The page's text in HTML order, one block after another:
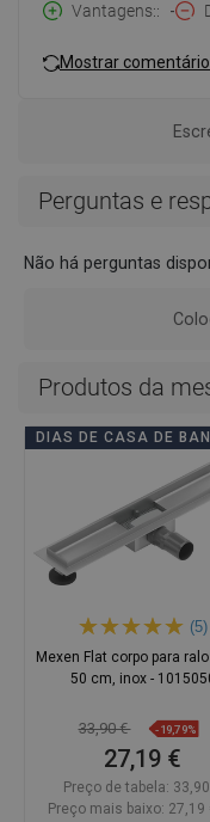
Vantagens:
-
Mostrar comentário
Perguntas e
Não há perguntas
Produtos da
DIAS DE CASA DE
(5)
Mexen Flat corpo para
50 cm, inox -
33,90 € -19,79%
27,19 €
Preço de tabela:
Preço mais baixo: 27,19